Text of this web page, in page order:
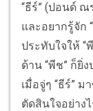
“ธีร์” (ปอนด์ ณ
และอยากรู้จัก
ประทับใจให้ “
ด้าน “พีช” ก็ยิ่
เมื่อจู่ๆ “ธีร์”
ตัดสินใจอย่าง